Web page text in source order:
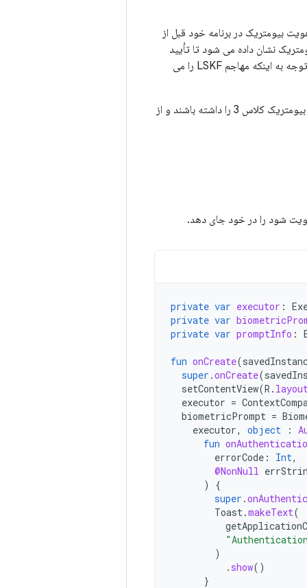
بیومتریک در برنامه خود قبل از
نشان داده می شود تا تأیید
شود که این کاربر واقعاً معامله را انجام می دهد. این بهترین روش در برابر سرقت یک دستگاه بدون توجه به اینکه مهاجم LSKF را می
داشته باشند و از
شود را در خود جای دهد.
private var executor :
private var
private var promptInfo :
fun onCreate(
super .onCreate(
setContentView(R .
executor =
biometricPrompt =
executor, object :
fun
errorCode : Int,
@NonNull
)
{
super .
Toast.makeText(
)
. show()
}